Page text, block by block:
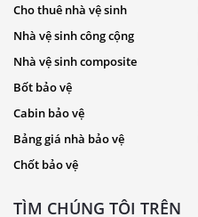
Cho thuê nhà vệ sinh
Nhà vệ sinh công cộng
Nhà vệ sinh composite
Bốt bảo vệ
Cabin bảo vệ
Bảng giá nhà bảo vệ
Chốt bảo vệ
TÌM CHÚNG TÔI TRÊN